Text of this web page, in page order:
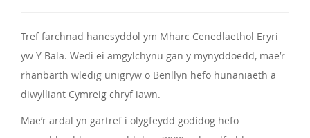
Tref farchnad hanesyddol ym Mharc Cenedlaethol Eryri
yw Y Bala. Wedi ei amgylchynu gan y mynyddoedd, mae’r
rhanbarth wledig unigryw o Benllyn hefo hunaniaeth a
diwylliant Cymreig chryf iawn.
Mae’r ardal yn gartref i olygfeydd godidog hefo